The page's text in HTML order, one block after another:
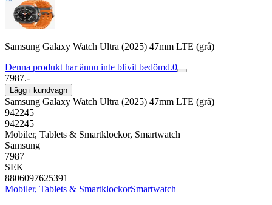
Samsung Galaxy Watch Ultra (2025) 47mm LTE (grå)
Denna produkt har ännu inte blivit bedömd.0
7987.-
Lägg i kundvagn
Samsung Galaxy Watch Ultra (2025) 47mm LTE (grå)
942245
942245
Mobiler, Tablets & Smartklockor, Smartwatch
Samsung
7987
SEK
8806097625391
Mobiler, Tablets & SmartklockorSmartwatch